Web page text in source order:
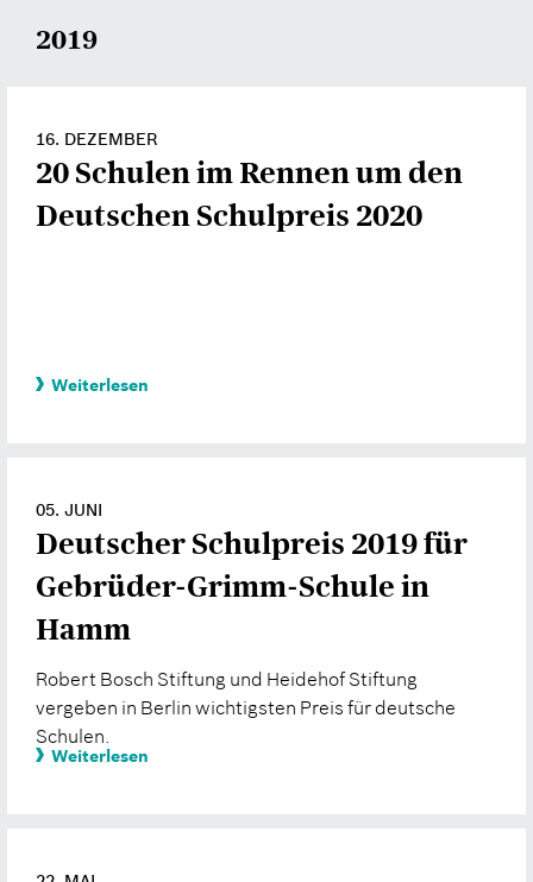
2019
16. DEZEMBER
20 Schulen im Rennen um den
Deutschen Schulpreis 2020
Weiterlesen
05. JUNI
Deutscher Schulpreis 2019 für
Gebrüder-Grimm-Schule in
Hamm
Robert Bosch Stiftung und Heidehof Stiftung
vergeben in Berlin wichtigsten Preis für deutsche
Schulen.
Weiterlesen